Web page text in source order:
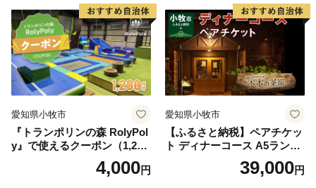
愛知県小牧市
『トランポリンの森 RolyPol
y』で使えるクーポン（1,200
4,000円
愛知県小牧市
【ふるさと納税】ペアチケッ
ト ディナーコース A5ランク
飛騨牛 コース 記念日 お誕生
日 特別な日 完全個室 ノンア
39,000円